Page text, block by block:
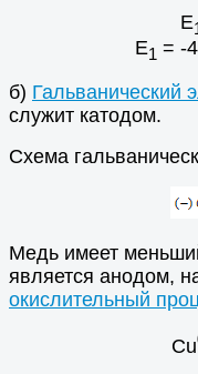
E
E1 = -
б) Гальванический
служит катодом.
Схема
Медь имеет
является анодом,
окислительный
Cu